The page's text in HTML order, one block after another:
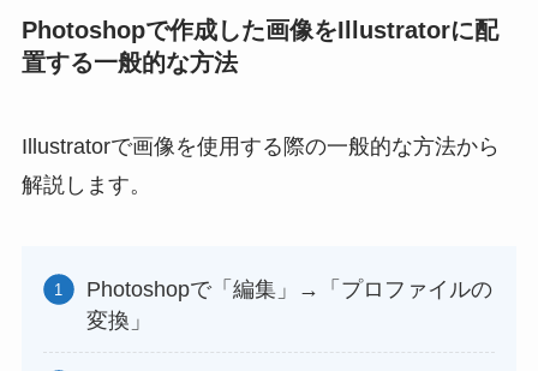
Photoshopで作成した画像をIllustratorに配
置する一般的な方法
Illustratorで画像を使用する際の一般的な方法から
解説します。
Photoshopで「編集」→「プロファイルの
変換」